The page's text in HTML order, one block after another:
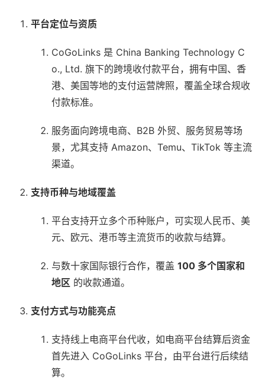
平台定位与资质
CoGoLinks 是 China Banking Technology C
o., Ltd. 旗下的跨境收付款平台，拥有中国、香
港、美国等地的支付运营牌照，覆盖全球合规收
付款标准。
服务面向跨境电商、B2B 外贸、服务贸易等场
景，尤其支持 Amazon、Temu、TikTok 等主流
渠道。
支持币种与地域覆盖
平台支持开立多个币种账户，可实现人民币、美
元、欧元、港币等主流货币的收款与结算。
与数十家国际银行合作，覆盖 100 多个国家和
地区 的收款通道。
支付方式与功能亮点
支持线上电商平台代收，如电商平台结算后资金
首先进入 CoGoLinks 平台，由平台进行后续结
算。